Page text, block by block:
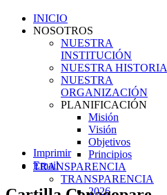
INICIO
NOSOTROS
NUESTRA
INSTITUCIÓN
NUESTRA HISTORIA
NUESTRA
ORGANIZACIÓN
PLANIFICACIÓN
Misión
Visión
Objetivos
Principios
TRANSPARENCIA
TRANSPARENCIA
2026
Imprimir
Email